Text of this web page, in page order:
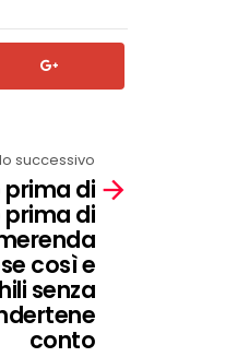
successivo
prima di
prima di
così e
senza
conto